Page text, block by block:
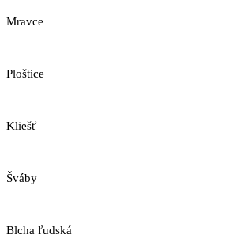
Mravce
Ploštice
Kliešť
Šváby
Blcha ľudská